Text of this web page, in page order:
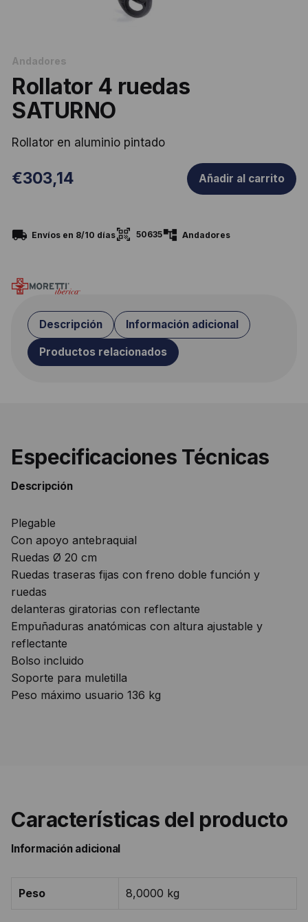
Andadores
Rollator 4 ruedas
SATURNO
Rollator en aluminio pintado
€303,14 Añadir al carrito
Envíos en 8/10 días 50635 Andadores
Descripción Información adicional
Productos relacionados
Especificaciones Técnicas
Descripción
Plegable
Con apoyo antebraquial
Ruedas Ø 20 cm
Ruedas traseras fijas con freno doble función y
ruedas
delanteras giratorias con reflectante
Empuñaduras anatómicas con altura ajustable y
reflectante
Bolso incluido
Soporte para muletilla
Peso máximo usuario 136 kg
Características del producto
Información adicional
Peso 8,0000 kg